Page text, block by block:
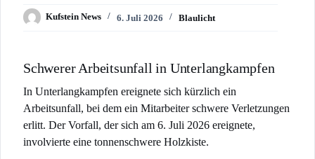
Kufstein News 6. Juli 2026 Blaulicht
Schwerer Arbeitsunfall in Unterlangkampfen
In Unterlangkampfen ereignete sich kürzlich ein
Arbeitsunfall, bei dem ein Mitarbeiter schwere Verletzungen
erlitt. Der Vorfall, der sich am 6. Juli 2026 ereignete,
involvierte eine tonnenschwere Holzkiste.